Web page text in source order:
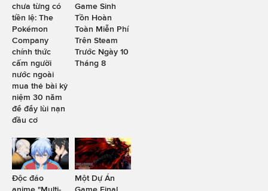
chưa từng có
tiền lệ: The
Pokémon
Company
chính thức
cấm người
nước ngoài
mua thẻ bài kỷ
niệm 30 năm
để đẩy lùi nạn
đầu cơ
Game Sinh
Tồn Hoàn
Toàn Miễn Phí
Trên Steam
Trước Ngày 10
Tháng 8
Độc đáo
Một Dự Án